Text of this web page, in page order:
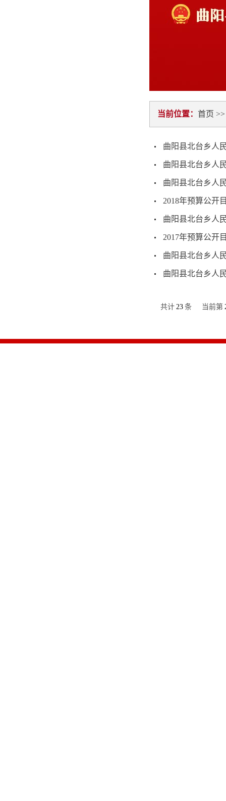
当前位置： 首页
曲阳县北台乡人
曲阳县北台乡人
曲阳县北台乡人
2018年预算公开
曲阳县北台乡人
2017年预算公开
曲阳县北台乡人
曲阳县北台乡人
共计 23 条 当前第